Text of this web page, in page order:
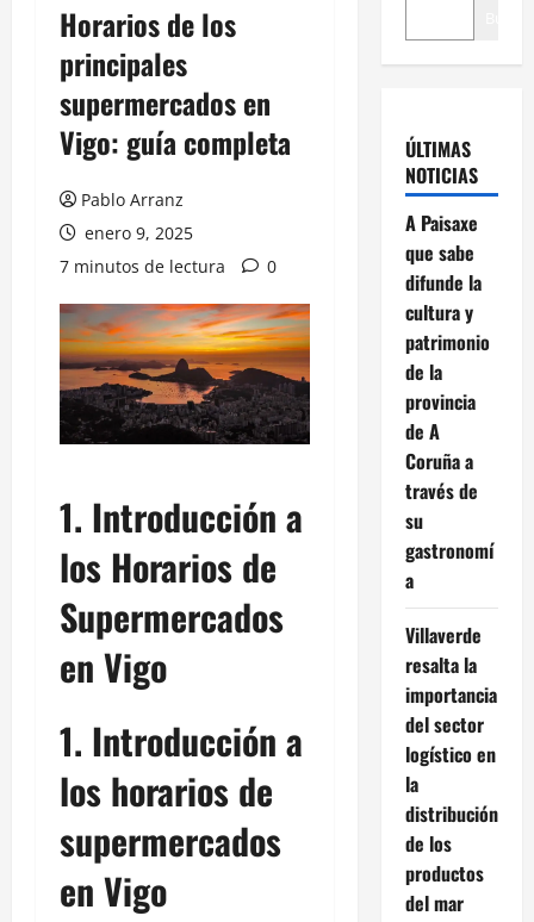
Horarios de los
principales
supermercados en
Vigo: guía completa
Pablo Arranz
enero 9, 2025
7 minutos de lectura
0
1. Introducción a
los Horarios de
Supermercados
en Vigo
1. Introducción a
los horarios de
supermercados
en Vigo
ÚLTIMAS
NOTICIAS
A Paisaxe
que sabe
difunde la
cultura y
patrimonio
de la
provincia
de A
Coruña a
través de
su
gastronomí
a
Villaverde
resalta la
importancia
del sector
logístico en
la
distribución
de los
productos
del mar